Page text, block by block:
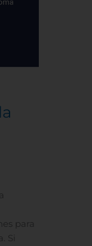
para
Si